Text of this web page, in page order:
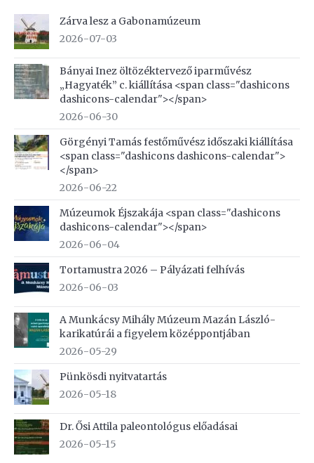
Zárva lesz a Gabonamúzeum
2026-07-03
Bányai Inez öltözéktervező iparművész
„Hagyaték” c. kiállítása <span class="dashicons
dashicons-calendar"></span>
2026-06-30
Görgényi Tamás festőművész időszaki kiállítása
<span class="dashicons dashicons-calendar">
</span>
2026-06-22
Múzeumok Éjszakája <span class="dashicons
dashicons-calendar"></span>
2026-06-04
Tortamustra 2026 – Pályázati felhívás
2026-06-03
A Munkácsy Mihály Múzeum Mazán László-
karikatúrái a figyelem középpontjában
2026-05-29
Pünkösdi nyitvatartás
2026-05-18
Dr. Ősi Attila paleontológus előadásai
2026-05-15